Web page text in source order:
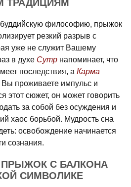
ТРАДИЦИЯМ
буддийскую философию, прыжок
резкий разрыв с
уже не служит Вашему
в духе Сутр напоминает, что
последствия, а Карма
Вы проживаете импульс и
этот сюжет, он может говорить
за собой без осуждения и
хаос борьбой. Мудрость сна
освобождение начинается
сознания.
ПРЫЖОК С БАЛКОНА
СИМВОЛИКЕ